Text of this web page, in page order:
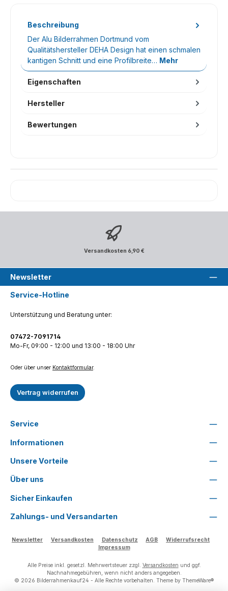
Beschreibung
Der Alu Bilderrahmen Dortmund vom
Qualitätshersteller DEHA Design hat einen schmalen
kantigen Schnitt und eine Profilbreite… Mehr
Eigenschaften
Hersteller
Bewertungen
Versandkosten 6,90 €
Newsletter
Service-Hotline
Unterstützung und Beratung unter:
07472-7091714
Mo-Fr, 09:00 - 12:00 und 13:00 - 18:00 Uhr
Oder über unser Kontaktformular.
Vertrag widerrufen
Service
Informationen
Unsere Vorteile
Über uns
Sicher Einkaufen
Zahlungs- und Versandarten
Newsletter Versandkosten Datenschutz AGB
Widerrufsrecht
Impressum
Alle Preise inkl. gesetzl. Mehrwertsteuer zzgl. Versandkosten und ggf.
Nachnahmegebühren, wenn nicht anders angegeben.
© 2026 Bilderrahmenkauf24 - Alle Rechte vorbehalten. Theme by ThemeWare®